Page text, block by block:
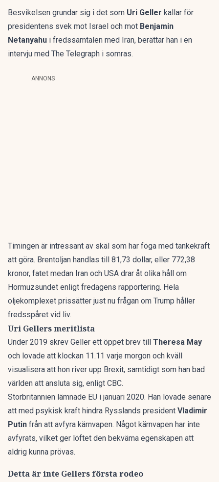
Besvikelsen grundar sig i det som Uri Geller kallar för
presidentens svek mot Israel och mot Benjamin
Netanyahu i fredssamtalen med Iran, berättar han i en
intervju med The Telegraph i somras.
ANNONS
Timingen är intressant av skäl som har föga med tankekraft
att göra. Brentoljan handlas till 81,73 dollar, eller 772,38
kronor, fatet medan Iran och USA drar åt olika håll om
Hormuzsundet enligt fredagens rapportering. Hela
oljekomplexet prissätter just nu frågan om Trump håller
fredsspåret vid liv.
Uri Gellers meritlista
Under 2019 skrev Geller ett öppet brev till Theresa May
och lovade att klockan 11.11 varje morgon och kväll
visualisera att hon river upp Brexit, samtidigt som han bad
världen att ansluta sig, enligt CBC.
Storbritannien lämnade EU i januari 2020. Han lovade senare
att med psykisk kraft hindra Rysslands president Vladimir
Putin från att avfyra kärnvapen. Något kärnvapen har inte
avfyrats, vilket ger löftet den bekväma egenskapen att
aldrig kunna prövas.
Detta är inte Gellers första rodeo